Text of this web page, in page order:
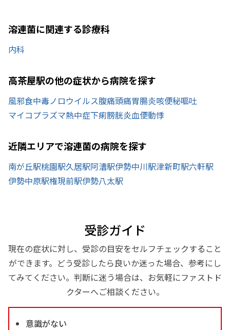
溶連菌に関連する診療科
内科
高茶屋駅の他の症状から病院を探す
風邪食中毒ノロウイルス腹痛頭痛胃腸炎咳便秘嘔吐
マイコプラズマ熱中症下痢膀胱炎血便動悸
近隣エリアで溶連菌の病院を探す
南が丘駅桃園駅久居駅阿漕駅伊勢中川駅津新町駅六軒駅
伊勢中原駅権現前駅伊勢八太駅
受診ガイド
現在の症状に対し、受診の目安をセルフチェックすること
ができます。どう受診したら良いか迷った場合、参考にし
てみてください。判断に迷う場合は、お気軽にファストド
クターへご相談ください。
意識がない